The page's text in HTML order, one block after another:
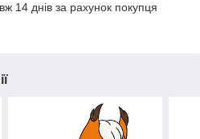
14 днів за рахунок покупця